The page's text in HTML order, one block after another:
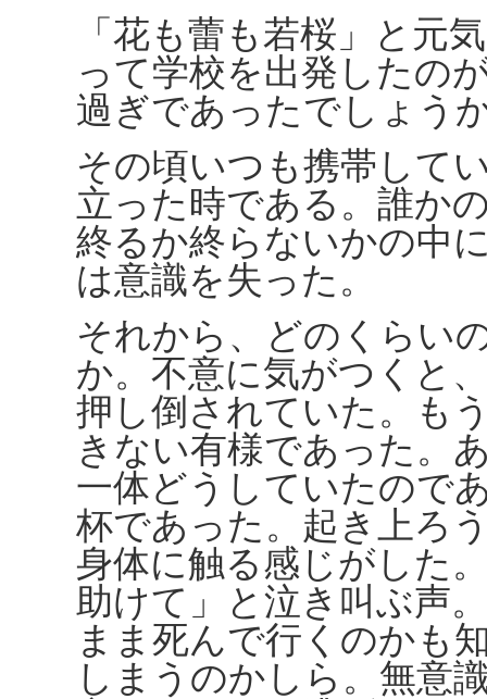
「花も蕾も若桜」と元
って学校を出発したの
過ぎであったでしょう
その頃いつも携帯して
立った時である。誰か
終るか終らないかの中
は意識を失った。
それから、どのくらい
か。不意に気がつくと
押し倒されていた。も
きない有様であった。
一体どうしていたので
杯であった。起き上ろ
身体に触る感じがした
助けて」と泣き叫ぶ声
まま死んで行くのかも
しまうのかしら。無意